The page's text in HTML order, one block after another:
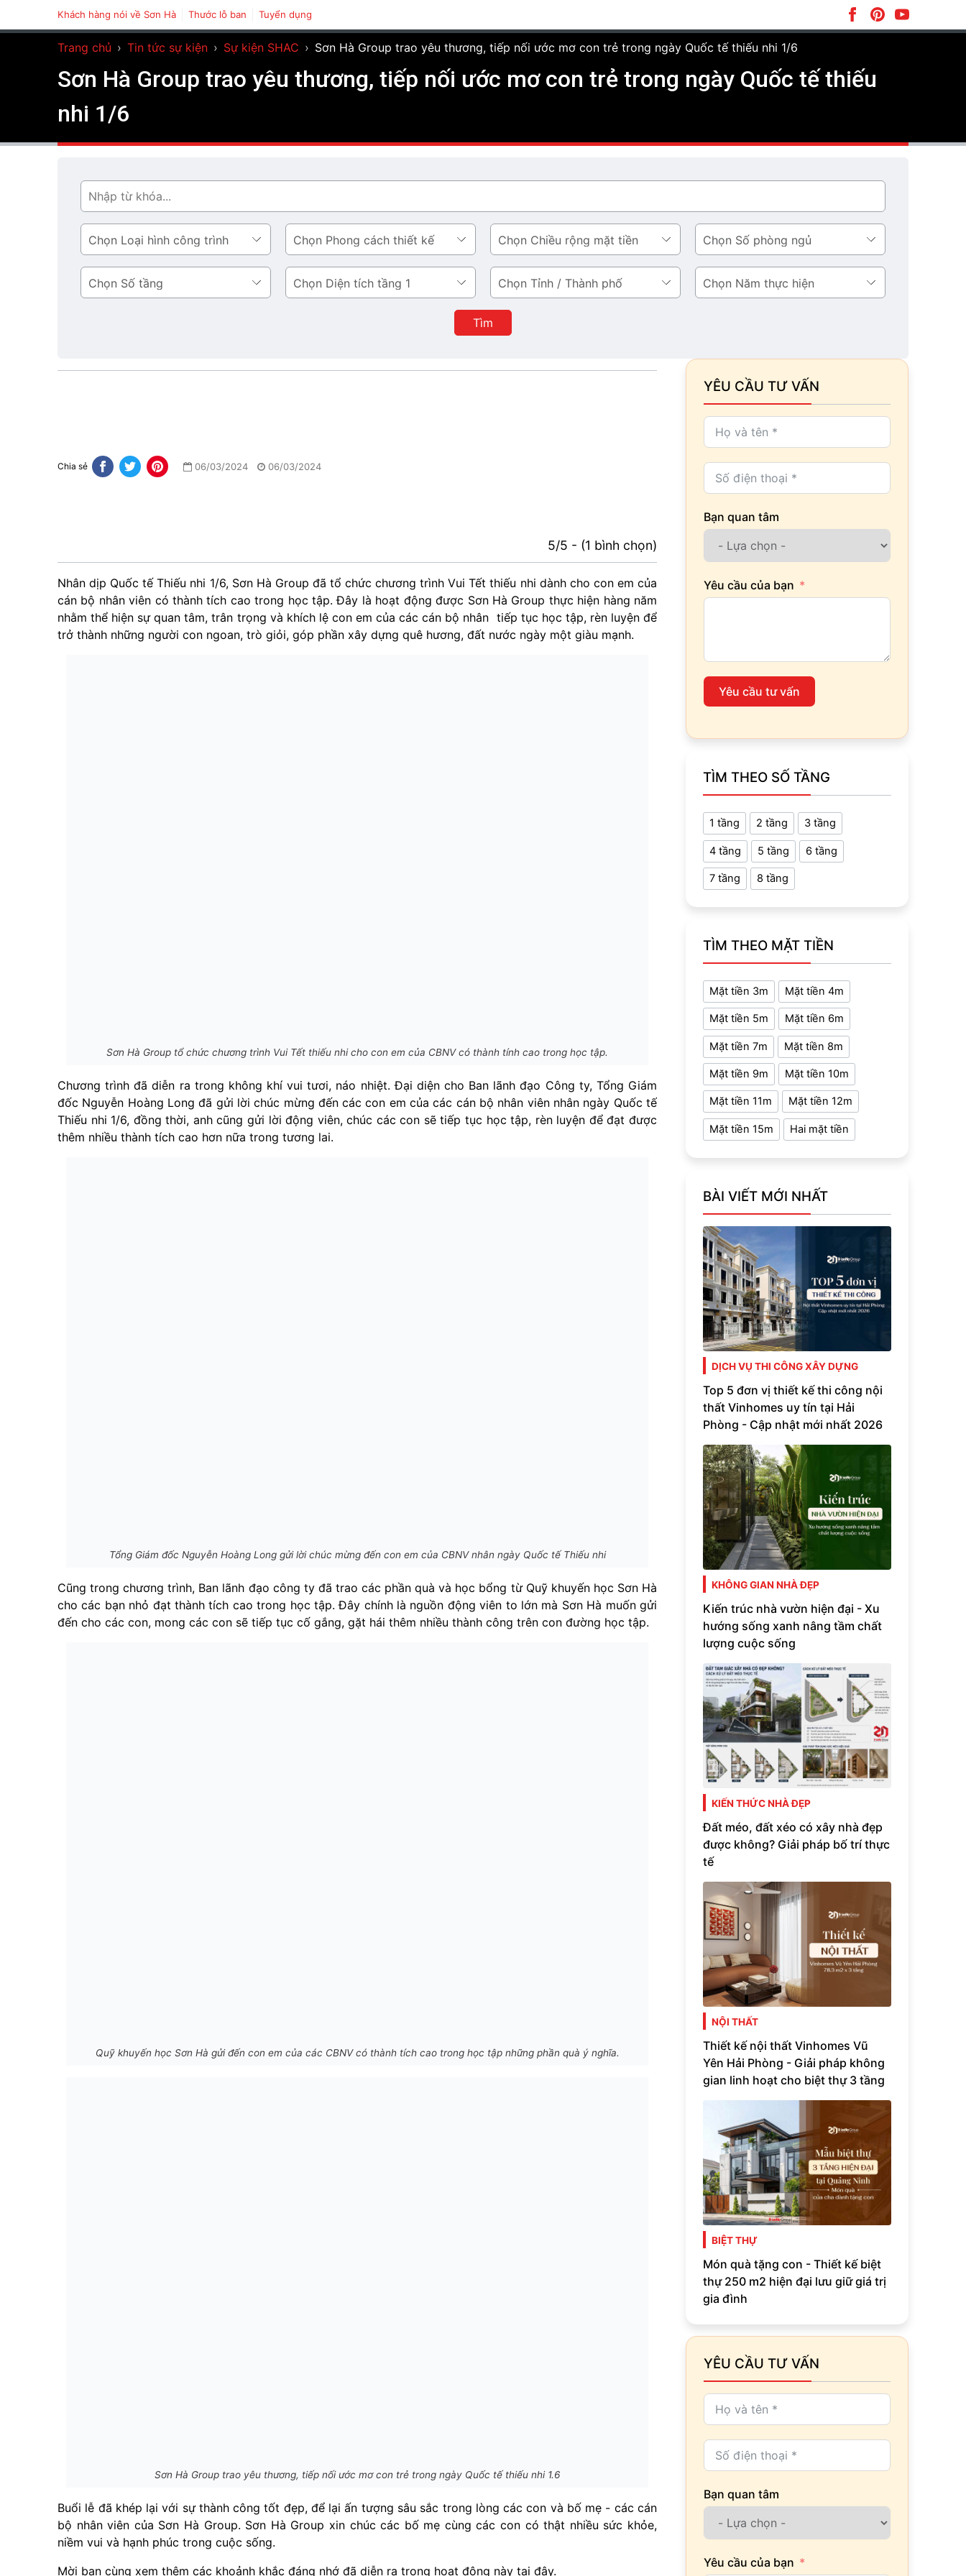
Khách hàng nói về Sơn Hà Thước lỗ ban Tuyển dụng
Trang chủ › Tin tức sự kiện › Sự kiện SHAC › Sơn Hà Group trao yêu thương, tiếp nối ước mơ con trẻ trong ngày Quốc tế thiếu nhi 1/6
Sơn Hà Group trao yêu thương, tiếp nối ước mơ con trẻ trong ngày Quốc tế thiếu
nhi 1/6
Tìm
Loại
hình
công
trình
Phong
cách
thiết
kế
Chiều
rộng
mặt
tiền
Số
phòng
ngủ
Số
tầng
Diện
tích
Tỉnh
/
Thành
phố
Năm
thực
Tìm
Chia sẻ 06/03/2024 06/03/2024
5/5 - (1 bình chọn)
Nhân dịp Quốc tế Thiếu nhi 1/6, Sơn Hà Group đã tổ chức chương trình Vui Tết thiếu nhi dành cho con em của
cán bộ nhân viên có thành tích cao trong học tập. Đây là hoạt động được Sơn Hà Group thực hiện hàng năm
nhằm thể hiện sự quan tâm, trân trọng và khích lệ con em của các cán bộ nhân tiếp tục học tập, rèn luyện để
trở thành những người con ngoan, trò giỏi, góp phần xây dựng quê hương, đất nước ngày một giàu mạnh.
Sơn Hà Group tổ chức chương trình Vui Tết thiếu nhi cho con em của CBNV có thành tính cao trong học tập.
Chương trình đã diễn ra trong không khí vui tươi, náo nhiệt. Đại diện cho Ban lãnh đạo Công ty, Tổng Giám
đốc Nguyễn Hoàng Long đã gửi lời chúc mừng đến các con em của các cán bộ nhân viên nhân ngày Quốc tế
Thiếu nhi 1/6, đồng thời, anh cũng gửi lời động viên, chúc các con sẽ tiếp tục học tập, rèn luyện để đạt được
thêm nhiều thành tích cao hơn nữa trong tương lai.
Tổng Giám đốc Nguyễn Hoàng Long gửi lời chúc mừng đến con em của CBNV nhân ngày Quốc tế Thiếu nhi
Cũng trong chương trình, Ban lãnh đạo công ty đã trao các phần quà và học bổng từ Quỹ khuyến học Sơn Hà
cho các bạn nhỏ đạt thành tích cao trong học tập. Đây chính là nguồn động viên to lớn mà Sơn Hà muốn gửi
đến cho các con, mong các con sẽ tiếp tục cố gắng, gặt hái thêm nhiều thành công trên con đường học tập.
Quỹ khuyến học Sơn Hà gửi đến con em của các CBNV có thành tích cao trong học tập những phần quà ý nghĩa.
Sơn Hà Group trao yêu thương, tiếp nối ước mơ con trẻ trong ngày Quốc tế thiếu nhi 1.6
Buổi lễ đã khép lại với sự thành công tốt đẹp, để lại ấn tượng sâu sắc trong lòng các con và bố mẹ - các cán
bộ nhân viên của Sơn Hà Group. Sơn Hà Group xin chúc các bố mẹ cùng các con có thật nhiều sức khỏe,
niềm vui và hạnh phúc trong cuộc sống.
Mời bạn cùng xem thêm các khoảnh khắc đáng nhớ đã diễn ra trong hoạt động này tại đây.
YÊU CẦU TƯ VẤN
Bạn quan tâm
Yêu cầu của bạn
Yêu cầu tư vấn
TÌM THEO SỐ TẦNG
1 tầng 2 tầng 3 tầng
4 tầng 5 tầng 6 tầng
7 tầng 8 tầng
TÌM THEO MẶT TIỀN
Mặt tiền 3m Mặt tiền 4m
Mặt tiền 5m Mặt tiền 6m
Mặt tiền 7m Mặt tiền 8m
Mặt tiền 9m Mặt tiền 10m
Mặt tiền 11m Mặt tiền 12m
Mặt tiền 15m Hai mặt tiền
BÀI VIẾT MỚI NHẤT
DỊCH VỤ THI CÔNG XÂY DỰNG
Top 5 đơn vị thiết kế thi công nội
thất Vinhomes uy tín tại Hải
Phòng - Cập nhật mới nhất 2026
KHÔNG GIAN NHÀ ĐẸP
Kiến trúc nhà vườn hiện đại - Xu
hướng sống xanh nâng tầm chất
lượng cuộc sống
KIẾN THỨC NHÀ ĐẸP
Đất méo, đất xéo có xây nhà đẹp
được không? Giải pháp bố trí thực
tế
NỘI THẤT
Thiết kế nội thất Vinhomes Vũ
Yên Hải Phòng - Giải pháp không
gian linh hoạt cho biệt thự 3 tầng
BIỆT THỰ
Món quà tặng con - Thiết kế biệt
thự 250 m2 hiện đại lưu giữ giá trị
gia đình
YÊU CẦU TƯ VẤN
Bạn quan tâm
Yêu cầu của bạn